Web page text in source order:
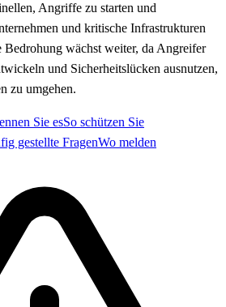
Angriffe zu starten und
und kritische Infrastrukturen
wächst weiter, da Angreifer
und Sicherheitslücken ausnutzen,
zu umgehen.
Sie esSo schützen Sie
gestellte FragenWo melden